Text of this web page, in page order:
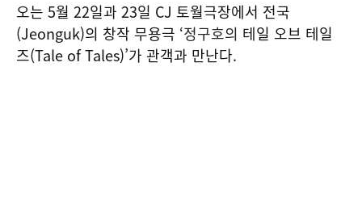
오는 5월 22일과 23일 CJ 토월극장에서 전국
(Jeonguk)의 창작 무용극 ‘정구호의 테일 오브 테일
즈(Tale of Tales)’가 관객과 만난다.